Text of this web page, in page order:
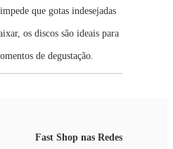
que gotas indesejadas
os discos são ideais para
de degustação.
Fast Shop nas Redes